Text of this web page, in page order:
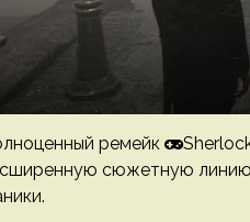
ремейк
сюжетную